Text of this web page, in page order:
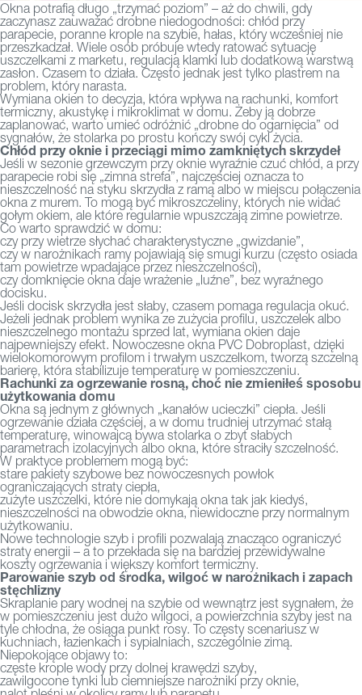
Okna potrafią długo „trzymać poziom” – aż do chwili, gdy
zaczynasz zauważać drobne niedogodności: chłód przy
parapecie, poranne krople na szybie, hałas, który wcześniej nie
przeszkadzał. Wiele osób próbuje wtedy ratować sytuację
uszczelkami z marketu, regulacją klamki lub dodatkową warstwą
zasłon. Czasem to działa. Często jednak jest tylko plastrem na
problem, który narasta.
Wymiana okien to decyzja, która wpływa na rachunki, komfort
termiczny, akustykę i mikroklimat w domu. Żeby ją dobrze
zaplanować, warto umieć odróżnić „drobne do ogarnięcia” od
sygnałów, że stolarka po prostu kończy swój cykl życia.
Chłód przy oknie i przeciągi mimo zamkniętych skrzydeł
Jeśli w sezonie grzewczym przy oknie wyraźnie czuć chłód, a przy
parapecie robi się „zimna strefa”, najczęściej oznacza to
nieszczelność na styku skrzydła z ramą albo w miejscu połączenia
okna z murem. To mogą być mikroszczeliny, których nie widać
gołym okiem, ale które regularnie wpuszczają zimne powietrze.
Co warto sprawdzić w domu:
czy przy wietrze słychać charakterystyczne „gwizdanie”,
czy w narożnikach ramy pojawiają się smugi kurzu (często osiada
tam powietrze wpadające przez nieszczelności),
czy domknięcie okna daje wrażenie „luźne”, bez wyraźnego
docisku.
Jeśli docisk skrzydła jest słaby, czasem pomaga regulacja okuć.
Jeżeli jednak problem wynika ze zużycia profilu, uszczelek albo
nieszczelnego montażu sprzed lat, wymiana okien daje
najpewniejszy efekt. Nowoczesne okna PVC Dobroplast, dzięki
wielokomorowym profilom i trwałym uszczelkom, tworzą szczelną
barierę, która stabilizuje temperaturę w pomieszczeniu.
Rachunki za ogrzewanie rosną, choć nie zmieniłeś sposobu
użytkowania domu
Okna są jednym z głównych „kanałów ucieczki” ciepła. Jeśli
ogrzewanie działa częściej, a w domu trudniej utrzymać stałą
temperaturę, winowajcą bywa stolarka o zbyt słabych
parametrach izolacyjnych albo okna, które straciły szczelność.
W praktyce problemem mogą być:
stare pakiety szybowe bez nowoczesnych powłok
ograniczających straty ciepła,
zużyte uszczelki, które nie domykają okna tak jak kiedyś,
nieszczelności na obwodzie okna, niewidoczne przy normalnym
użytkowaniu.
Nowe technologie szyb i profili pozwalają znacząco ograniczyć
straty energii – a to przekłada się na bardziej przewidywalne
koszty ogrzewania i większy komfort termiczny.
Parowanie szyb od środka, wilgoć w narożnikach i zapach
stęchlizny
Skraplanie pary wodnej na szybie od wewnątrz jest sygnałem, że
w pomieszczeniu jest dużo wilgoci, a powierzchnia szyby jest na
tyle chłodna, że osiąga punkt rosy. To częsty scenariusz w
kuchniach, łazienkach i sypialniach, szczególnie zimą.
Niepokojące objawy to:
częste krople wody przy dolnej krawędzi szyby,
zawilgocone tynki lub ciemniejsze narożniki przy oknie,